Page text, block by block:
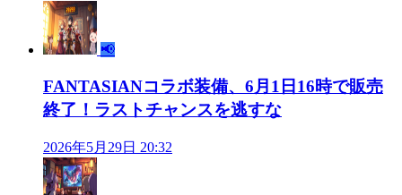
📢
FANTASIANコラボ装備、6月1日16時で販売
終了！ラストチャンスを逃すな
2026年5月29日 20:32